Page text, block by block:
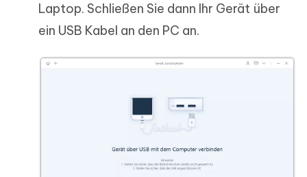
Laptop. Schließen Sie dann Ihr Gerät über
ein USB Kabel an den PC an.